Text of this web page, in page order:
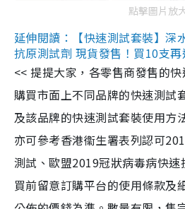
點擊圖片放
延伸閱讀：【快速測試套裝】深
抗原測試劑 現貨發售！買10支
<< 提提大家，各零售商發售的快
購買市面上不同品牌的快速測試
及該品牌的快速測試套裝使用方
亦可參考香港衞生署表列認可
測試、歐盟2019冠狀病毒病快
買前留意訂購平台的使用條款及